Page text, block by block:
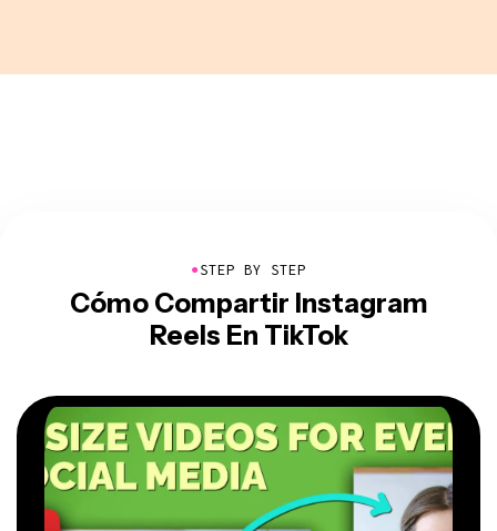
●STEP BY STEP
Cómo Compartir Instagram
Reels En TikTok